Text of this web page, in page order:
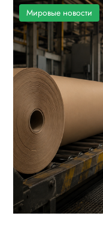
Мировые новости